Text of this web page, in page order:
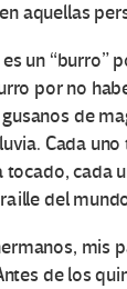
aquellas
un “burro”
por no
de
Cada uno
tocado, cada
del
mis
de los